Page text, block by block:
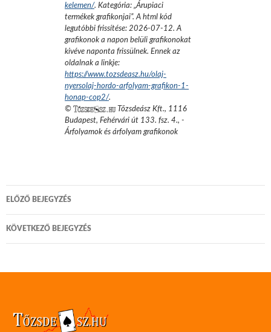
kelemen/. Kategória: „Árupiaci
termékek grafikonjai”.A html kód
legutóbbi frissítése: 2026-07-12. A
grafikonok a napon belüli grafikonokat
kivéve naponta frissülnek. Ennek az
oldalnak a linkje:
https://www.tozsdeasz.hu/olaj-
nyersolaj-hordo-arfolyam-grafikon-1-
honap-cop2/.
©
Tőzsdeász Kft., 1116
Budapest, Fehérvári út 133. fsz. 4., -
Árfolyamok és árfolyam grafikonok
Bejegyzés
navigáció
ELŐZŐ BEJEGYZÉS
KÖVETKEZŐ BEJEGYZÉS